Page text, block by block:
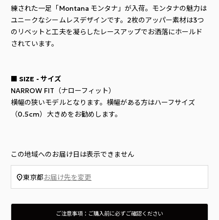
練された一足「Montana モンタナ」が入荷。モンタナの魅力は
ユニークなシームレスデザインです。2枚のアッパー素材は3つ
のリベットと工夫を凝らしたレースアップでお洒落にホールド
されています。
■ SIZE - サイズ
NARROW FIT（ナローフィット）
横幅の狭いモデルとなります。横幅がある方はハーフサイズ
（0.5cm）大きめをお勧めします。
この地域へのお届け日は表示できません
東京都お届け先を変更
ご注意事項：ご購入前に必ずご確認ください